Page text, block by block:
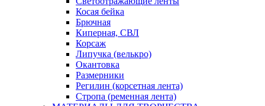
Косая бейка
Брючная
Киперная, СВЛ
Корсаж
Липучка (велькро)
Окантовка
Размерники
Регилин (корсетная лента)
Стропа (ременная лента)